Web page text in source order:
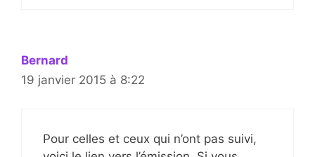
Bernard
19 janvier 2015 à 8:22
Pour celles et ceux qui n’ont pas suivi,